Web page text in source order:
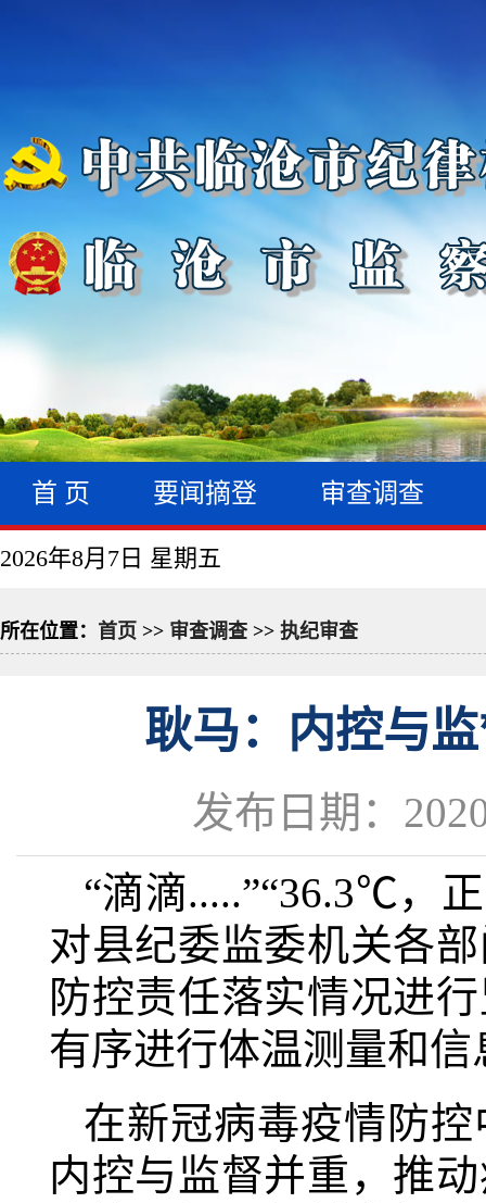
首 页 要闻摘登 审查调查
2026年8月7日 星期五
所在位置： 首页 >> 审查调查 >> 执纪审查
耿马：内控与
发布日期：
“滴滴.....”“36.3℃，
对县纪委监委机关各
防控责任落实情况进
有序进行体温测量和信
在新冠病毒疫情防
内控与监督并重，推